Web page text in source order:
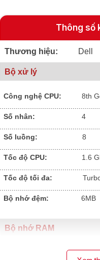
Thông số
Thương hiệu: Dell
Bộ xử lý
Công nghệ CPU: 8th
Số nhân:
4
Số luồng: 8
Tốc độ CPU: 1.6
Tốc độ tối đa: Turbo
Bộ nhớ đệm: 6MB
Bộ nhớ RAM
Dung lượng RAM:
8GB